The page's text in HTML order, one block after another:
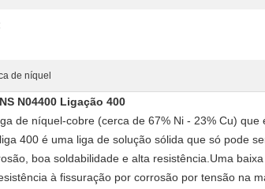
de níquel
N04400 Ligação 400
de níquel-cobre (cerca de 67% Ni - 23% Cu)
400 é uma liga de solução sólida que só pode
boa soldabilidade e alta resistência.Uma
à fissuração por corrosão por tensão na